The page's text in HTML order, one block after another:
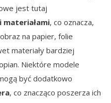
jest tutaj
materiałami, co oznacza,
na papier, folie
materiały bardziej
Niektóre modele
być dodatkowo
, co znacząco poszerza ich